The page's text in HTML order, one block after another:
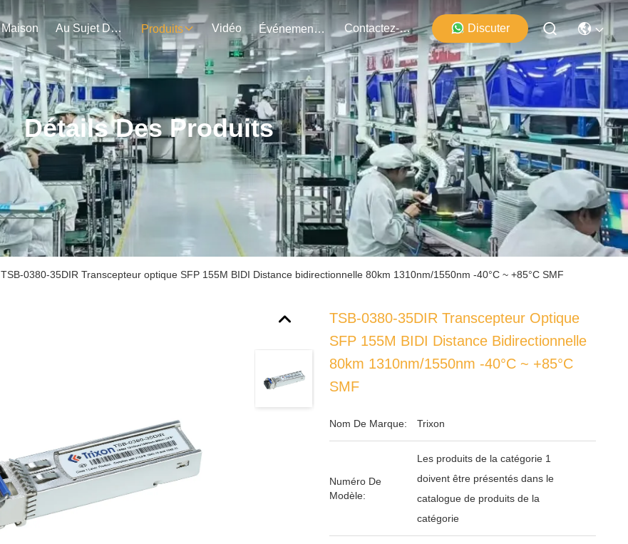
Maison Au Sujet De Nous Produits Vidéo Événements Contactez-Nous Discuter
Détails Des Produits
TSB-0380-35DIR Transcepteur optique SFP 155M BIDI Distance bidirectionnelle 80km 1310nm/1550nm -40°C ~ +85°C SMF
TSB-0380-35DIR Transcepteur Optique
SFP 155M BIDI Distance Bidirectionnelle
80km 1310nm/1550nm -40°C ~ +85°C
SMF
Nom De Marque: Trixon
Numéro De
Modèle:
Les produits de la catégorie 1
doivent être présentés dans le
catalogue de produits de la
catégorie